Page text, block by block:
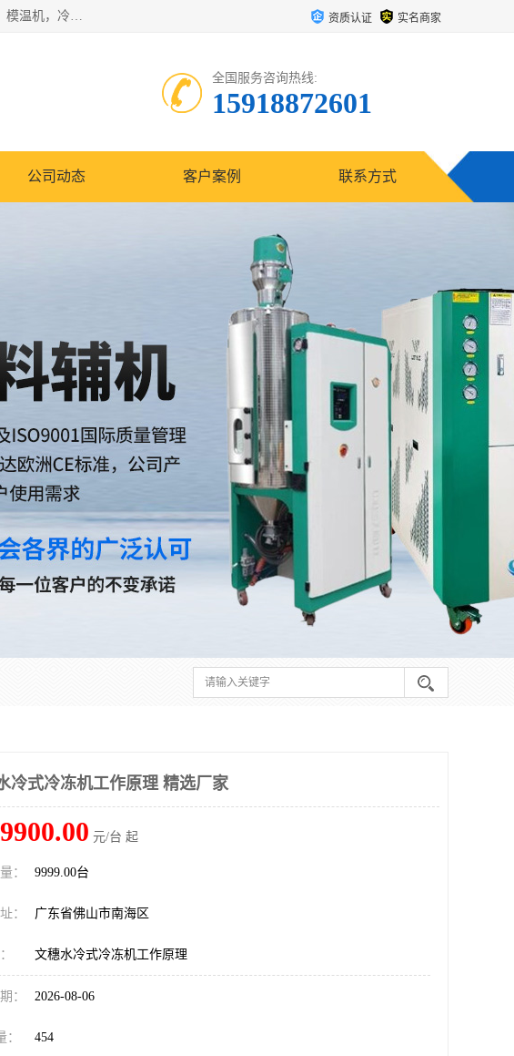
佛山文穗智能装备有限公司专业生产：机械手自动化系列；塑料粉碎机回收系列；塑料混色机系列；温度控制系列：模温机，冷水机；供料输送系列：中央供料系统，欧化/独立式吸料机，分体式吸料机；整机保修一年，易损件除外。 资质认证 实名商家
全国服务咨询热线:
15918872601
公司动态 客户案例 联系方式
冷式冷冻机工作原理 精选厂家
9900.00 元/台 起
： 9999.00台
： 广东省佛山市南海区
文穗水冷式冷冻机工作原理
： 2026-08-06
： 454